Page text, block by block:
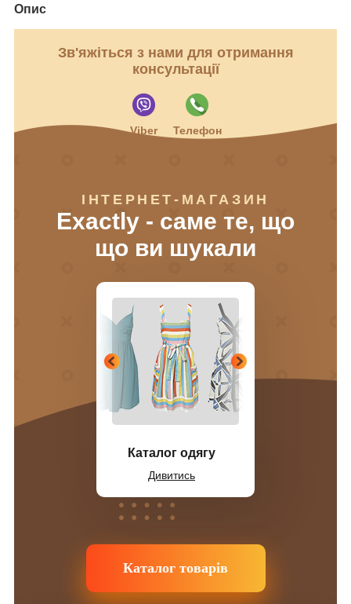
Опис
Зв'яжіться з нами для отримання
консультації
Viber Телефон
ІНТЕРНЕТ-МАГАЗИН
Exactly - саме те, що
що ви шукали
Каталог одягу
Дивитись
Каталог товарів